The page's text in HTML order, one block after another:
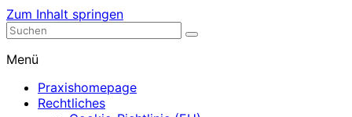
Zum Inhalt springen
Nephrologische Praxis mit Dialyse
Menü
Praxishomepage
Rechtliches